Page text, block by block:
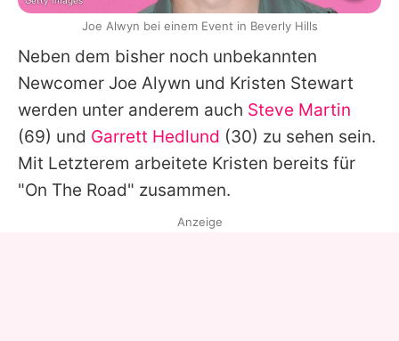
Neben dem bisher noch unbekannten
Newcomer Joe Alywn und Kristen Stewart
werden unter anderem auch Steve Martin
(69) und Garrett Hedlund (30) zu sehen sein.
Mit Letzterem arbeitete Kristen bereits für
"On The Road" zusammen.
Joe Alwyn bei einem Event in Beverly Hills
Anzeige